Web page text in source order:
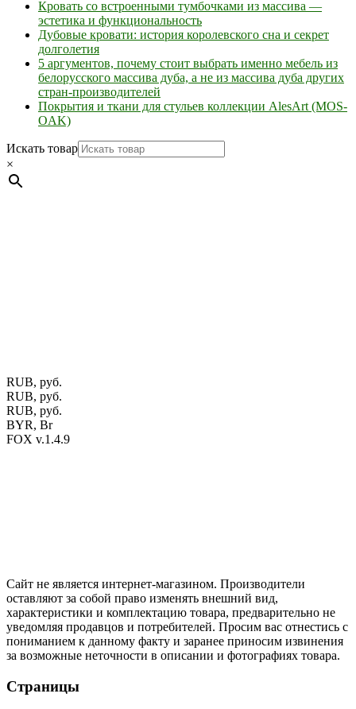
Кровать со встроенными тумбочками из массива —
эстетика и функциональность
Дубовые кровати: история королевского сна и секрет
долголетия
5 аргументов, почему стоит выбрать именно мебель из
белорусского массива дуба, а не из массива дуба других
стран-производителей
Покрытия и ткани для стульев коллекции AlesArt (MOS-
OAK)
Искать товар
×
RUB, руб.
RUB, руб.
RUB, руб.
BYR, Br
FOX v.1.4.9
Сайт не является интернет-магазином. Производители
оставляют за собой право изменять внешний вид,
характеристики и комплектацию товара, предварительно не
уведомляя продавцов и потребителей. Просим вас отнестись с
пониманием к данному факту и заранее приносим извинения
за возможные неточности в описании и фотографиях товара.
Страницы